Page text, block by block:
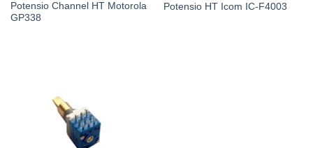
Potensio Channel HT Motorola
GP338
Potensio HT Icom IC-F4003